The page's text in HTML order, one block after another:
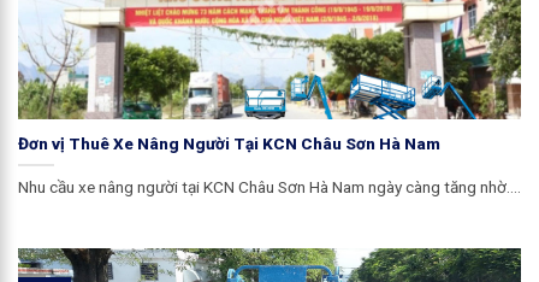
Đơn vị Thuê Xe Nâng Người Tại KCN Châu Sơn Hà Nam
Nhu cầu xe nâng người tại KCN Châu Sơn Hà Nam ngày càng tăng nhờ....